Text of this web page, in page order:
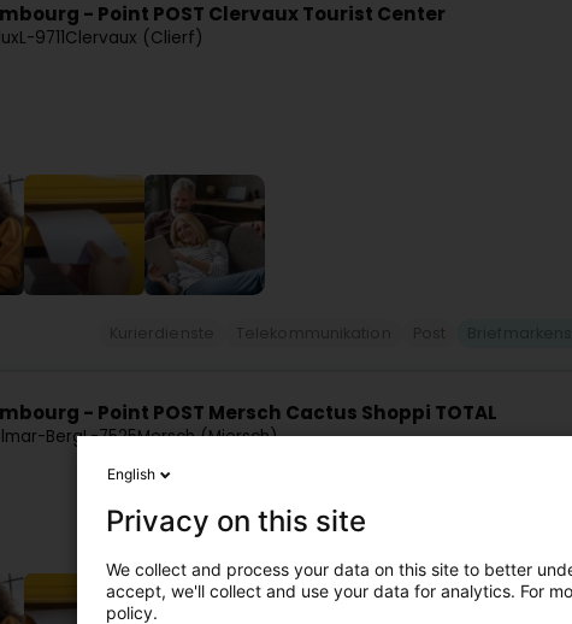
- Point POST Clervaux Tourist Center
L-9711Clervaux (Clierf)
- Point POST Mersch Cactus Shoppi TOTAL
BergL-7525Mersch (Miersch)
English
Privacy on this site
We collect and process your data on this site to better
accept, we'll collect and use your data for analytics. For
policy.